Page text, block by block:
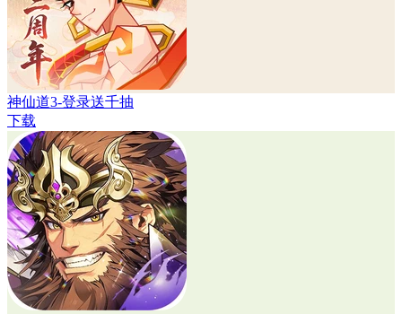
神仙道3-登录送千抽
下载